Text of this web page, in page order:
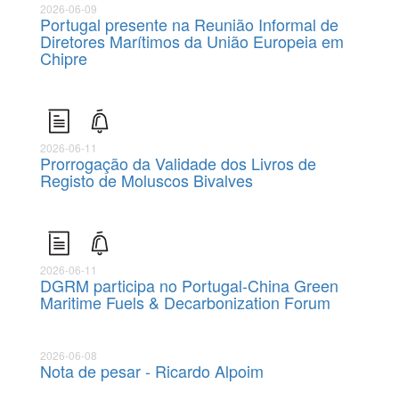
2026-06-09
Portugal presente na Reunião Informal de
Diretores Marítimos da União Europeia em
Chipre
2026-06-11
Prorrogação da Validade dos Livros de
Registo de Moluscos Bivalves
2026-06-11
DGRM participa no Portugal-China Green
Maritime Fuels & Decarbonization Forum
2026-06-08
Nota de pesar - Ricardo Alpoim